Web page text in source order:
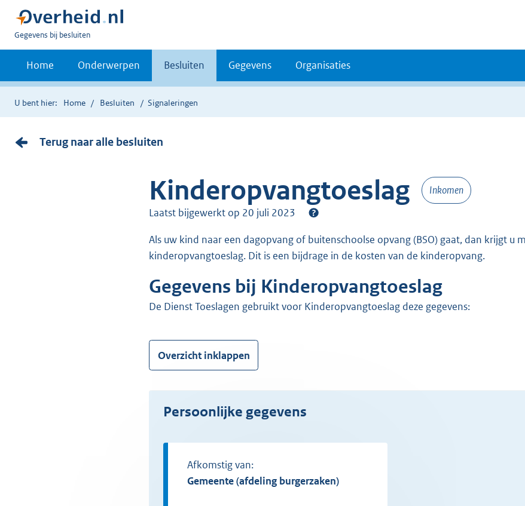
U
bent
Gegevens bij besluiten
Home Onderwerpen Besluiten Gegevens Organisaties
U bent hier: Home Besluiten Signaleringen
Terug naar alle besluiten
Kinderopvangtoeslag
Inkomen
Laatst bijgewerkt op 20 juli 2023
Als uw kind naar een dagopvang of buitenschoolse opvang (BSO) gaat, dan krijgt u misschien
kinderopvangtoeslag. Dit is een bijdrage in de kosten van de kinderopvang.
Gegevens bij Kinderopvangtoeslag
de Dienst Toeslagen gebruikt voor Kinderopvangtoeslag deze gegevens:
Overzicht inklappen
Persoonlijke gegevens
Afkomstig van:
gemeente (afdeling burgerzaken)